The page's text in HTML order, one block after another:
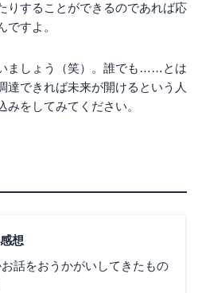
りすることができるのであれば応
すよ。
ましょう（笑）。誰でも……とは
達できれば未来が開けるという人
をしてみてください。
想
話をおうかがいしてきたもの